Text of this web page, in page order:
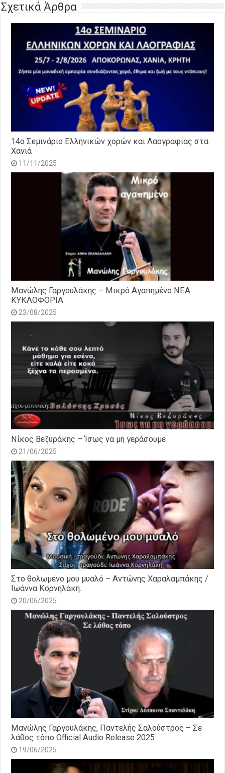
Σχετικά Άρθρα
14o Σεμινάριο Ελληνικών χορών και Λαογραφίας στα
Χανιά
11/11/2025
Μανώλης Γαργουλάκης – Μικρό Αγαπημένο NEΑ
ΚΥΚΛΟΦΟΡΙΑ
23/08/2025
Νίκος Βεζυράκης – Ίσως να μη γεράσουμε
21/06/2025
Στο θολωμένο μου μυαλό – Αντώνης Χαραλαμπάκης /
Ιωάννα Κορνηλάκη.
20/06/2025
Μανώλης Γαργουλάκης, Παντελής Σαλούστρος – Σε
λάθος τόπο Official Audio Release 2025
19/06/2025